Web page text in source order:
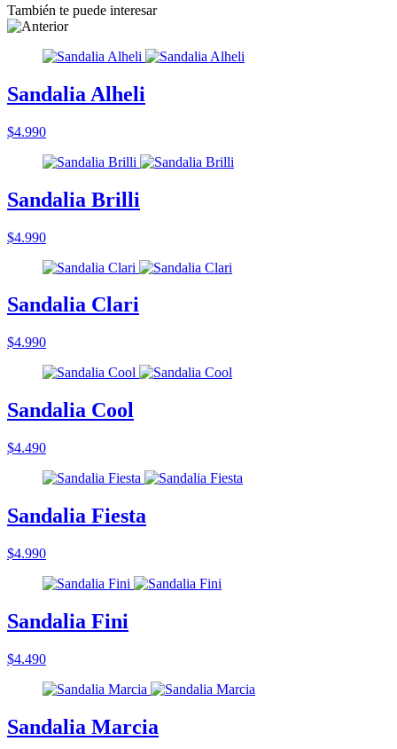
También te puede interesar
Sandalia Alheli
$4.990
Sandalia Brilli
$4.990
Sandalia Clari
$4.990
Sandalia Cool
$4.490
Sandalia Fiesta
$4.990
Sandalia Fini
$4.490
Sandalia Marcia